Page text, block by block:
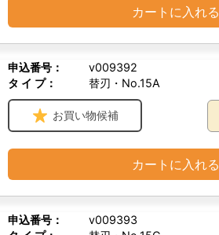
カートに入れる
申込番号：
v009392
タ イ プ：
替刃・No.15A
お買い物候補
カートに入れる
申込番号：
v009393